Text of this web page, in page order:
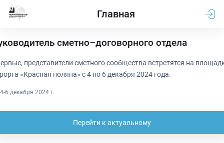
Главная
сметно–договорного отдела
представители сметного сообщества встретятся на
«Красная поляна» с 4 по 6 декабря 2024 года.
4-6 декабря 2024 г.
Перейти к актуальному